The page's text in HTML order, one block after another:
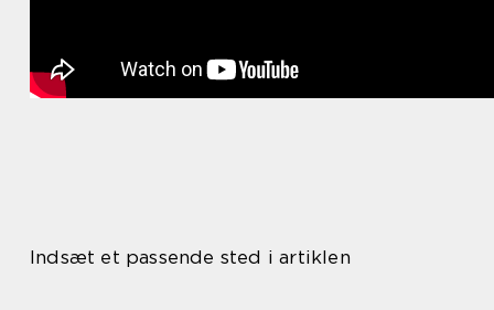
Indsæt et passende sted i artiklen